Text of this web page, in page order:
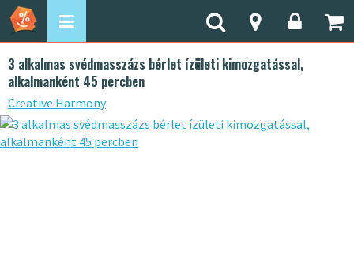
3 alkalmas svédmasszázs bérlet ízületi kimozgatással,
alkalmanként 45 percben
Creative Harmony